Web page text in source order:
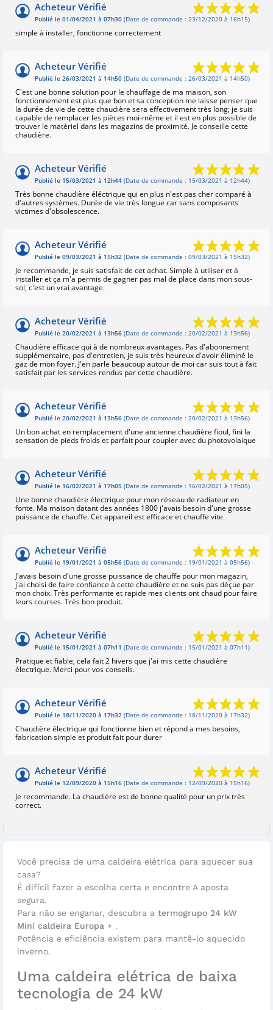
Acheteur Vérifié
Publié le 01/04/2021 à 07h30 (Date de commande : 23/12/2020 à 16h15)
simple à installer, fonctionne correctement
Acheteur Vérifié
Publié le 26/03/2021 à 14h50 (Date de commande : 26/03/2021 à 14h50)
C'est une bonne solution pour le chauffage de ma maison, son
fonctionnement est plus que bon et sa conception me laisse penser que
la durée de vie de cette chaudière sera effectivement très long; je suis
capable de remplacer les pièces moi-même et il est en plus possible de
trouver le matériel dans les magazins de proximité. Je conseille cette
chaudière.
Acheteur Vérifié
Publié le 15/03/2021 à 12h44 (Date de commande : 15/03/2021 à 12h44)
Très bonne chaudière éléctrique qui en plus n'est pas cher comparé à
d'autres systèmes. Durée de vie très longue car sans composants
victimes d'obsolescence.
Acheteur Vérifié
Publié le 09/03/2021 à 15h32 (Date de commande : 09/03/2021 à 15h32)
Je recommande, je suis satisfait de cet achat. Simple à utiliser et à
installer et ça m'a permis de gagner pas mal de place dans mon sous-
sol, c'est un vrai avantage.
Acheteur Vérifié
Publié le 20/02/2021 à 13h56 (Date de commande : 20/02/2021 à 13h56)
Chaudière efficace qui à de nombreux avantages. Pas d'abonnement
supplémentaire, pas d'entretien, je suis très heureux d'avoir éliminé le
gaz de mon foyer. J'en parle beaucoup autour de moi car suis tout à fait
satisfait par les services rendus par cette chaudière.
Acheteur Vérifié
Publié le 20/02/2021 à 13h56 (Date de commande : 20/02/2021 à 13h56)
Un bon achat en remplacement d'une ancienne chaudière fioul, fini la
sensation de pieds froids et parfait pour coupler avec du photovolaique
Acheteur Vérifié
Publié le 16/02/2021 à 17h05 (Date de commande : 16/02/2021 à 17h05)
Une bonne chaudière électrique pour mon réseau de radiateur en
fonte. Ma maison datant des années 1800 j'avais besoin d'une grosse
puissance de chauffe. Cet appareil est efficace et chauffe vite
Acheteur Vérifié
Publié le 19/01/2021 à 05h56 (Date de commande : 19/01/2021 à 05h56)
J'avais besoin d'une grosse puissance de chauffe pour mon magazin,
j'ai choisi de faire confiance à cette chaudière et ne suis pas déçue par
mon choix. Très performante et rapide mes clients ont chaud pour faire
leurs courses. Très bon produit.
Acheteur Vérifié
Publié le 15/01/2021 à 07h11 (Date de commande : 15/01/2021 à 07h11)
Pratique et fiable, cela fait 2 hivers que j'ai mis cette chaudière
électrique. Merci pour vos conseils.
Acheteur Vérifié
Publié le 18/11/2020 à 17h32 (Date de commande : 18/11/2020 à 17h32)
Chaudière électrique qui fonctionne bien et répond a mes besoins,
fabrication simple et produit fait pour durer
Acheteur Vérifié
Publié le 12/09/2020 à 15h16 (Date de commande : 12/09/2020 à 15h16)
Je recommande. La chaudière est de bonne qualité pour un prix très
correct.
Você precisa de uma caldeira elétrica para aquecer sua
casa?
É difícil fazer a escolha certa e encontre A aposta
segura.
Para não se enganar, descubra a termogrupo 24 kW
Mini caldeira Europa + .
Potência e eficiência existem para mantê-lo aquecido
inverno.
Uma caldeira elétrica de baixa
tecnologia de 24 kW